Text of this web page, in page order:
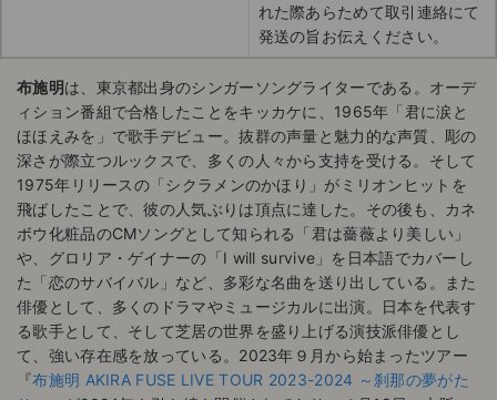
れた際あらためて取引連絡にて
発送の旨お伝えください。
布施明は、東京都出身のシンガーソングライターである。オーデ
ィション番組で合格したことをキッカケに、1965年「君に涙と
ほほえみを」で歌手デビュー。抜群の声量と魅力的な声質、彫の
深さが際立つルックスで、多くの人々から支持を受ける。そして
1975年リリースの「シクラメンのかほり」がミリオンヒットを
飛ばしたことで、彼の人気ぶりは頂点に達した。その後も、カネ
ボウ化粧品のCMソングとして知られる「君は薔薇より美しい」
や、グロリア・ゲイナーの「I will survive」を日本語でカバーし
た「恋のサバイバル」など、多彩な名曲を送り出している。また
俳優として、多くのドラマやミュージカルに出演。日本を代表す
る歌手として、そして芝居の世界を盛り上げる演技派俳優とし
て、強い存在感を放っている。2023年９月から始まったツアー
『布施明 AKIRA FUSE LIVE TOUR 2023-2024 ～刹那の夢がた